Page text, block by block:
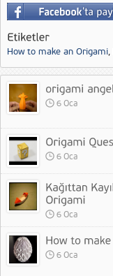
How to make an Origami,
6 Oca
6 Oca
6 Oca
6 Oca